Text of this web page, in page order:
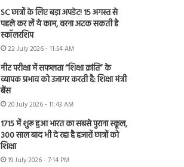
SC छात्रों के लिए बड़ा अपडेट! 15 अगस्त से
पहले कर लें ये काम, वरना अटक सकती है
स्कॉलरशिप
22 July 2026 - 11:54 AM
नीट परीक्षा में सफलता “शिक्षा क्रांति” के
व्यापक प्रभाव को उजागर करती है: शिक्षा मंत्री
बैंस
20 July 2026 - 11:43 AM
1715 में शुरू हुआ भारत का सबसे पुराना स्कूल,
300 साल बाद भी दे रहा है हजारों छात्रों को
शिक्षा
19 July 2026 - 7:14 PM